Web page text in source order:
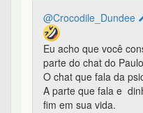
@Crocodile_Dundee
Eu acho que você
parte do chat do
O chat que fala da
A parte que fala e
fim em sua vida.